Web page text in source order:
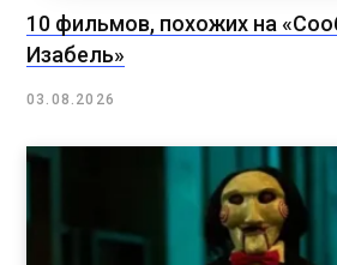
10 фильмов, похожих на
Изабель»
03.08.2026